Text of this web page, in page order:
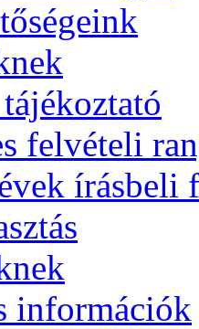
felvételi
írásbeli
információk